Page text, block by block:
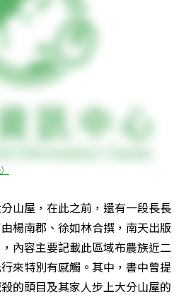
山屋，在此之前，還有一段長長
楊南郡、徐如林合撰，南天出版
內容主要記載此區域布農族近二
來特別有感觸。其中，書中曾提
的頭目及其家人步上大分山屋的